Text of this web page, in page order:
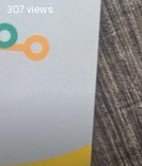
307 views